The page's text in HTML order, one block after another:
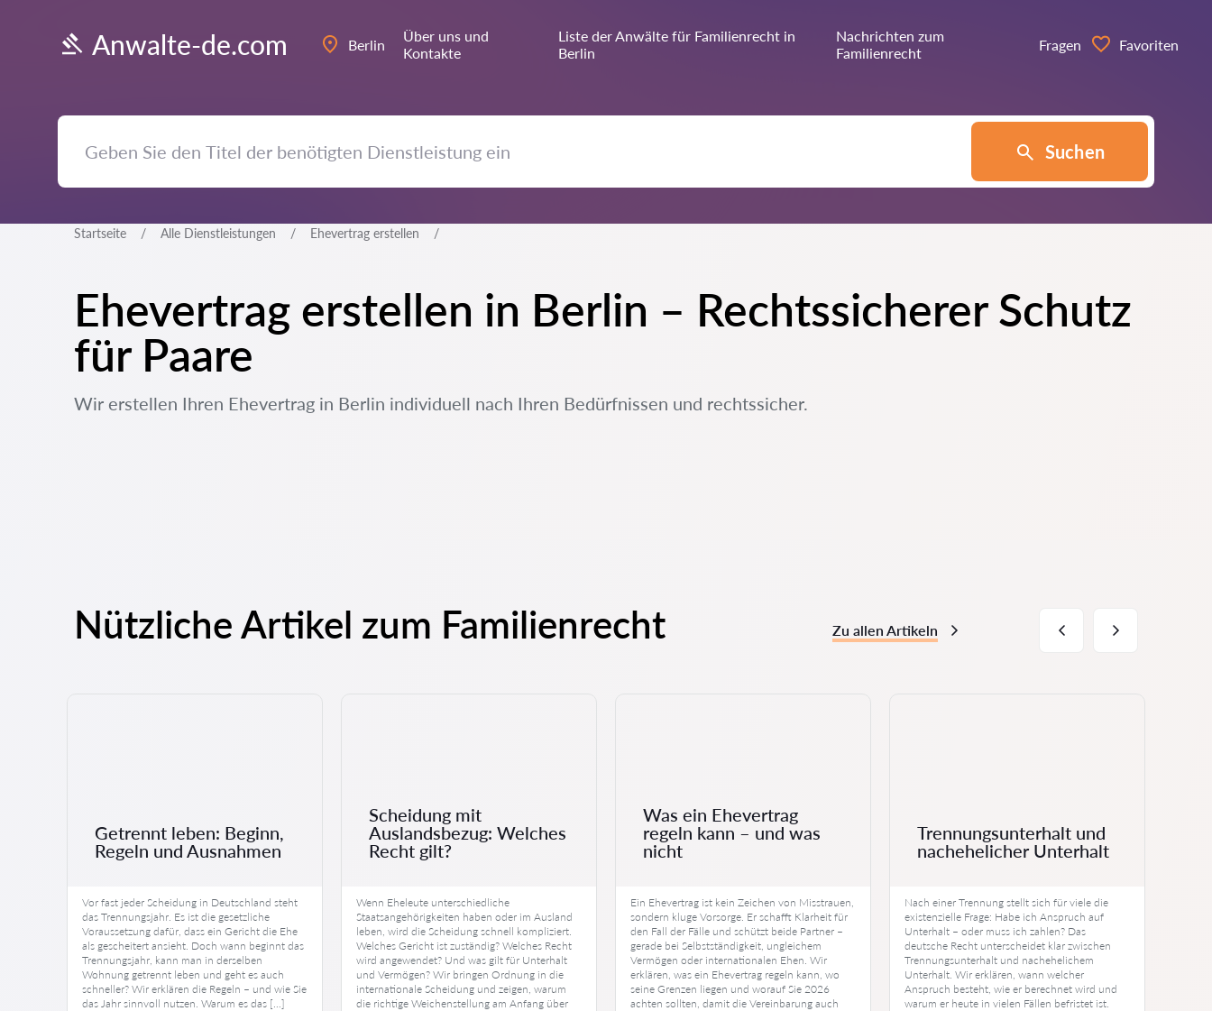
Anwalte-de.com Berlin
Über uns und
Kontakte
Liste der Anwälte für Familienrecht in
Berlin
Nachrichten zum
Familienrecht
Fragen Favoriten
Suchen
Startseite Alle Dienstleistungen Ehevertrag erstellen
Ehevertrag erstellen in Berlin – Rechtssicherer Schutz
für Paare
Wir erstellen Ihren Ehevertrag in Berlin individuell nach Ihren Bedürfnissen und rechtssicher.
Nützliche Artikel zum Familienrecht Zu allen Artikeln
Getrennt leben: Beginn,
Regeln und Ausnahmen
Vor fast jeder Scheidung in Deutschland steht
das Trennungsjahr. Es ist die gesetzliche
Voraussetzung dafür, dass ein Gericht die Ehe
als gescheitert ansieht. Doch wann beginnt das
Trennungsjahr, kann man in derselben
Wohnung getrennt leben und geht es auch
schneller? Wir erklären die Regeln – und wie Sie
das Jahr sinnvoll nutzen. Warum es das […]
Scheidung mit
Auslandsbezug: Welches
Recht gilt?
Wenn Eheleute unterschiedliche
Staatsangehörigkeiten haben oder im Ausland
leben, wird die Scheidung schnell kompliziert.
Welches Gericht ist zuständig? Welches Recht
wird angewendet? Und was gilt für Unterhalt
und Vermögen? Wir bringen Ordnung in die
internationale Scheidung und zeigen, warum
die richtige Weichenstellung am Anfang über
Was ein Ehevertrag
regeln kann – und was
nicht
Ein Ehevertrag ist kein Zeichen von Misstrauen,
sondern kluge Vorsorge. Er schafft Klarheit für
den Fall der Fälle und schützt beide Partner –
gerade bei Selbstständigkeit, ungleichem
Vermögen oder internationalen Ehen. Wir
erklären, was ein Ehevertrag regeln kann, wo
seine Grenzen liegen und worauf Sie 2026
achten sollten, damit die Vereinbarung auch
Trennungsunterhalt und
nachehelicher Unterhalt
Nach einer Trennung stellt sich für viele die
existenzielle Frage: Habe ich Anspruch auf
Unterhalt – oder muss ich zahlen? Das
deutsche Recht unterscheidet klar zwischen
Trennungsunterhalt und nachehelichem
Unterhalt. Wir erklären, wann welcher
Anspruch besteht, wie er berechnet wird und
warum er heute in vielen Fällen befristet ist.